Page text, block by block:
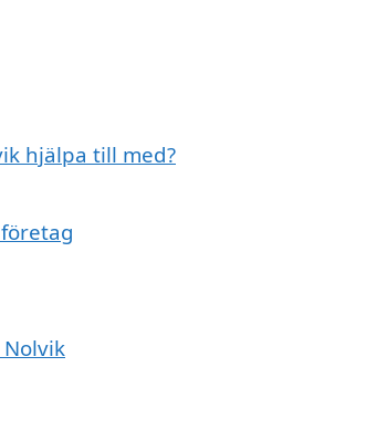
hjälpa till med?